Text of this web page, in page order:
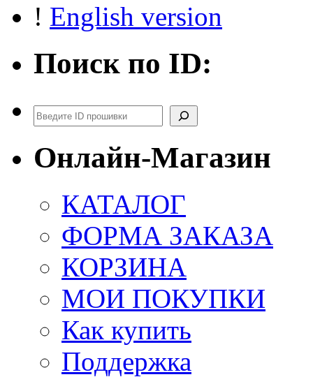
! English version
Поиск по ID:
Поиск
Онлайн-Магазин
КАТАЛОГ
ФОРМА ЗАКАЗА
КОРЗИНА
МОИ ПОКУПКИ
Как купить
Поддержка